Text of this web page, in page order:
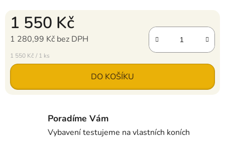
1 550 Kč
1 280,99 Kč bez DPH
Měrná cena:
1 550 Kč / 1 ks
DO KOŠÍKU
Poradíme Vám
Vybavení testujeme na vlastních koních